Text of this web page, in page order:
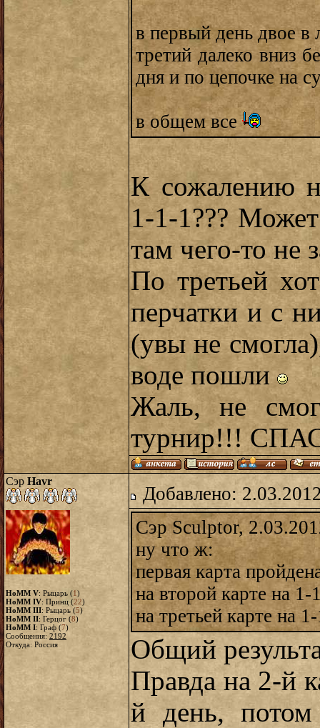
в первый день двое в
третий далеко вниз
дня и по цепочке на
в общем все
К сожалению
1-1-1???
там чего-то не
По третьей
перчатки и с
(увы не
воде пошли
Жаль, не
турнир!!!
Сэр Havr
HoMM V: Рыцарь (1)
HoMM IV: Принц (22)
HoMM III: Рыцарь (5)
HoMM II: Герцог (8)
HoMM I: Граф (7)
Сообщения: 2192
Откуда: Россия
Добавлено:
Сэр Sculptor,
ну что ж:
первая карта
на второй карте на
на третьей карте на
Общий
Правда на 2-й
й день,